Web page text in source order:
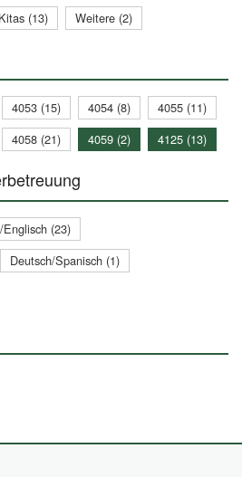
(13)
Weitere (2)
4053 (15) 4054 (8)
4055 (11)
4058 (21) 4059 (2) 4125 (13)
Englisch (23)
Deutsch/Spanisch (1)